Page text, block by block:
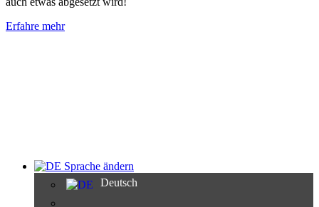
Erfahre mehr
Sprache ändern
Deutsch